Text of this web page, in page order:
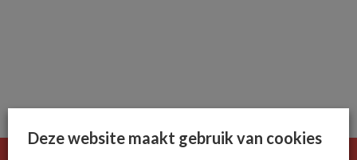
Deze website maakt gebruik van cookies